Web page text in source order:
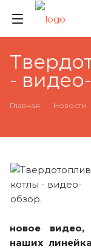
-
Главная Новости
новое видео,
наших